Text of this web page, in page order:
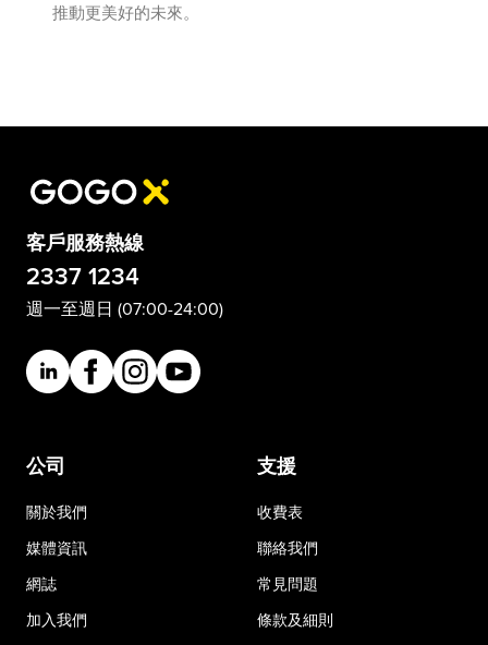
推動更美好的未來。
客戶服務熱線
2337 1234
週一至週日 (07:00-24:00)
公司
關於我們
媒體資訊
網誌
加入我們
支援
收費表
聯絡我們
常見問題
條款及細則